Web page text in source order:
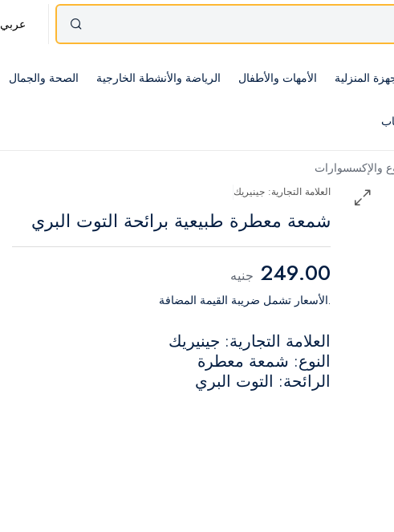
عربي
المنزلية الأمهات والأطفال الرياضة والأنشطة الخارجية الصحة والجمال
والإكسسوارات
العلامة التجارية: جينيريك
شمعة معطرة طبيعية برائحة التوت البري
249.00 جنيه
.الأسعار تشمل ضريبة القيمة المضافة
العلامة التجارية: جينيريك
النوع: شمعة معطرة
الرائحة: التوت البري